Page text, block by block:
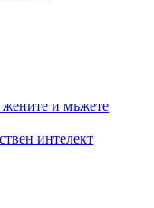
жените и мъжете
интелект